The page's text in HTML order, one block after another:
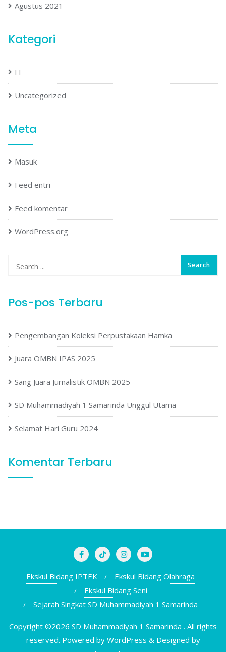
Agustus 2021
Kategori
IT
Uncategorized
Meta
Masuk
Feed entri
Feed komentar
WordPress.org
Pos-pos Terbaru
Pengembangan Koleksi Perpustakaan Hamka
Juara OMBN IPAS 2025
Sang Juara Jurnalistik OMBN 2025
SD Muhammadiyah 1 Samarinda Unggul Utama
Selamat Hari Guru 2024
Komentar Terbaru
Ekskul Bidang IPTEK
Ekskul Bidang Olahraga
Ekskul Bidang Seni
Sejarah Singkat SD Muhammadiyah 1 Samarinda
Copyright ©2026 SD Muhammadiyah 1 Samarinda . All rights
reserved. Powered by WordPress & Designed by